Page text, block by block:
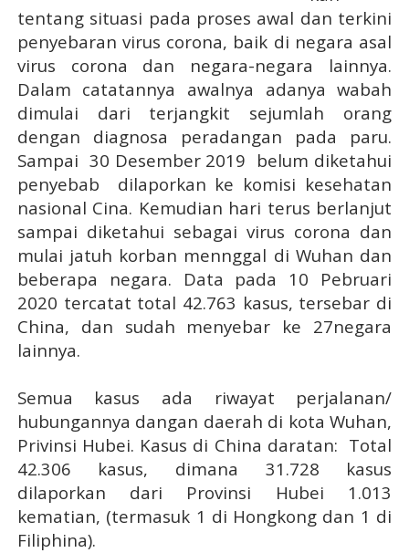
tentang situasi pada proses awal dan terkini
penyebaran virus corona, baik di negara asal
virus corona dan negara-negara lainnya.
Dalam catatannya awalnya adanya wabah
dimulai dari terjangkit sejumlah orang
dengan diagnosa peradangan pada paru.
Sampai 30 Desember 2019 belum diketahui
penyebab
dilaporkan ke komisi kesehatan
nasional Cina. Kemudian hari terus berlanjut
sampai diketahui sebagai virus corona dan
mulai jatuh korban mennggal di Wuhan dan
beberapa negara. Data pada 10 Pebruari
2020 tercatat total 42.763 kasus, tersebar di
China, dan sudah menyebar ke 27negara
lainnya.
Semua kasus ada riwayat perjalanan/
hubungannya dangan daerah di kotaWuhan,
Privinsi Hubei. Kasus di China daratan: Total
42.306 kasus, dimana 31.728 kasus
dilaporkan dari Provinsi Hubei 1.013
kematian, (termasuk 1 di Hongkong dan 1 di
Filiphina).